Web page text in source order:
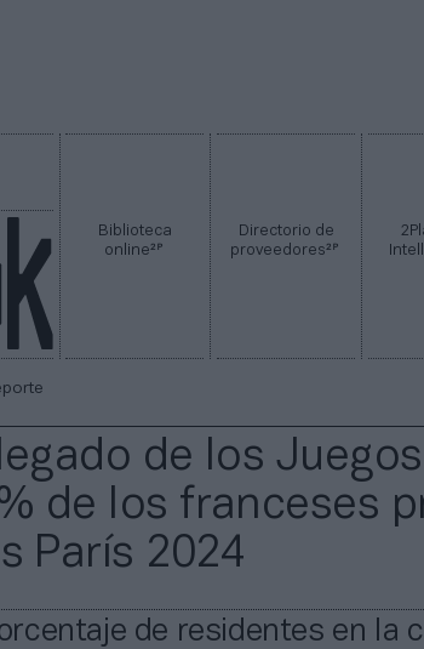
Biblioteca
online2P
Directorio de
proveedores2P
de los
de los franceses
París 2024
de residentes en la